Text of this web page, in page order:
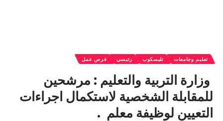
تعليم وجامعات تليسكوب رئيسي فرص عمل
وزارة التربية والتعليم : مرشحين
للمقابلة الشخصية لاستكمال اجراءات
التعيين لوظيفة معلم .